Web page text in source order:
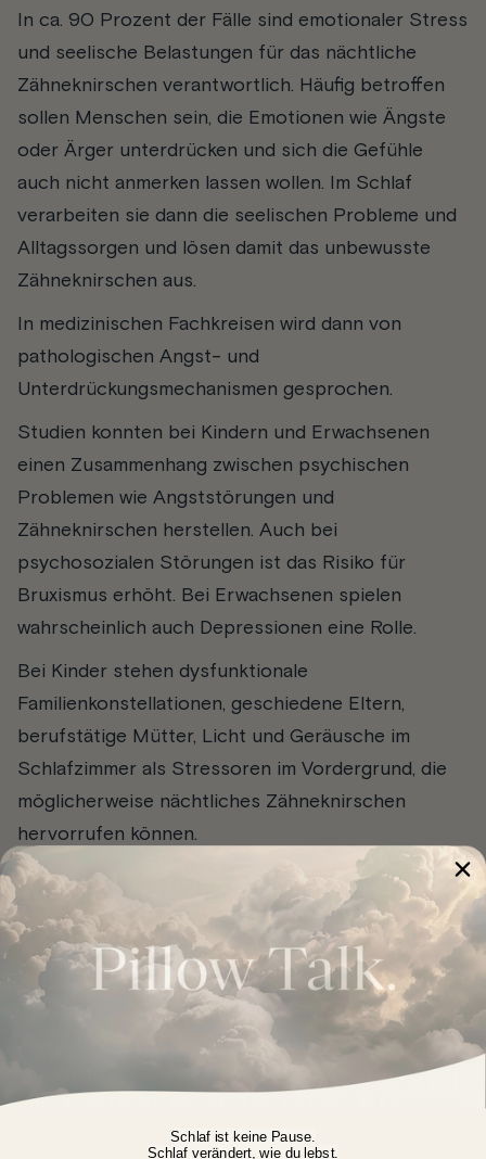
In ca. 90 Prozent der Fälle sind emotionaler Stress
und seelische Belastungen für das nächtliche
Zähneknirschen verantwortlich. Häufig betroffen
sollen Menschen sein, die Emotionen wie Ängste
oder Ärger unterdrücken und sich die Gefühle
auch nicht anmerken lassen wollen. Im Schlaf
verarbeiten sie dann die seelischen Probleme und
Alltagssorgen und lösen damit das unbewusste
Zähneknirschen aus.
In medizinischen Fachkreisen wird dann von
pathologischen Angst- und
Unterdrückungsmechanismen gesprochen.
Studien konnten bei Kindern und Erwachsenen
einen Zusammenhang zwischen psychischen
Problemen wie Angststörungen und
Zähneknirschen herstellen. Auch bei
psychosozialen Störungen ist das Risiko für
Bruxismus erhöht. Bei Erwachsenen spielen
wahrscheinlich auch Depressionen eine Rolle.
Bei Kinder stehen dysfunktionale
Familienkonstellationen, geschiedene Eltern,
berufstätige Mütter, Licht und Geräusche im
Schlafzimmer als Stressoren im Vordergrund, die
möglicherweise nächtliches Zähneknirschen
hervorrufen können.
Anatomische Fehlstellungen des
Gebisses, Füllungen, Kronen oder Inlays
Zahnfehlstellungen, schiefe Zähne, ein schlecht
sitzender Zahnersatz sind alles Faktoren, die als
Ursache für Zähneknirschen infrage kommen. Auch
wenn der Zusammenbiss zwischen Ober- und
Unterkiefer gestört ist, können die Kiefer knacken
und die Zähen knirschen.Schlaf ist keine Pause.
Schlaf verändert, wie du lebst.